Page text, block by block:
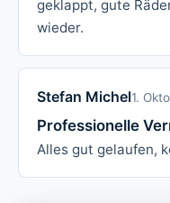
geklappt, gute
wieder.
Stefan Michel1.
Professionelle
Alles gut gelaufen,